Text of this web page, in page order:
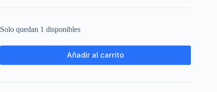
Solo quedan 1 disponibles
Añadir al carrito